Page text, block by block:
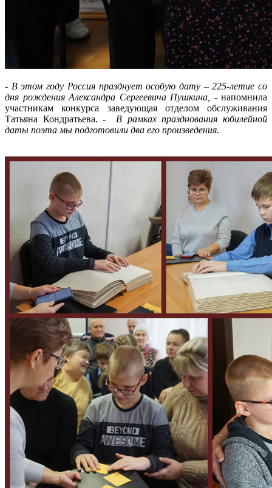
- В этом году Россия празднует особую дату – 225-летие со
дня рождения Александра Сергеевича Пушкина,
- напомнила
участникам конкурса заведующая отделом обслуживания
Татьяна Кондратьева. - В рамках празднования юбилейной
даты поэта мы подготовили два его произведения.